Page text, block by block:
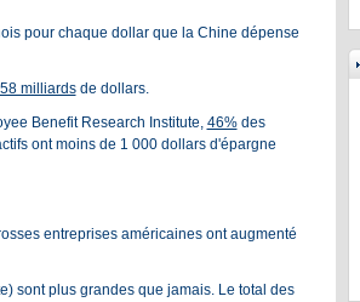
pour chaque dollar que la Chine dépense
milliardsde dollars.
Benefit Research Institute, 46%des
ont moins de 1 000 dollars d'épargne
entreprises américaines ont augmenté
sont plus grandes que jamais. Le total des